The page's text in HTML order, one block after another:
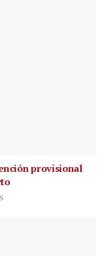
provisional